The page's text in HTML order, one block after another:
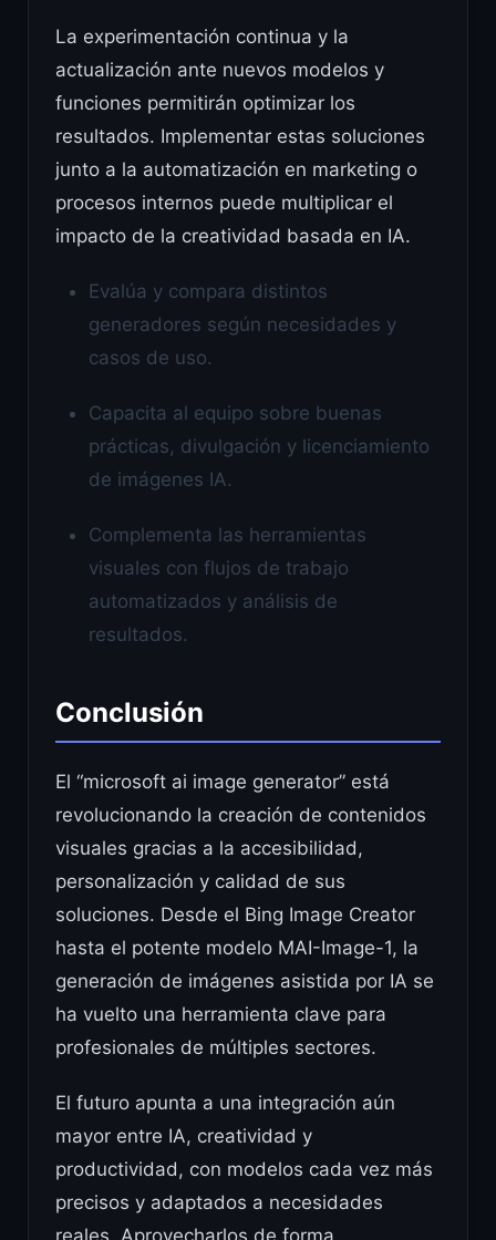
La experimentación continua y la
actualización ante nuevos modelos y
funciones permitirán optimizar los
resultados. Implementar estas soluciones
junto a la automatización en marketing o
procesos internos puede multiplicar el
impacto de la creatividad basada en IA.
Evalúa y compara distintos
generadores según necesidades y
casos de uso.
Capacita al equipo sobre buenas
prácticas, divulgación y licenciamiento
de imágenes IA.
Complementa las herramientas
visuales con flujos de trabajo
automatizados y análisis de
resultados.
Conclusión
El “microsoft ai image generator” está
revolucionando la creación de contenidos
visuales gracias a la accesibilidad,
personalización y calidad de sus
soluciones. Desde el Bing Image Creator
hasta el potente modelo MAI-Image-1, la
generación de imágenes asistida por IA se
ha vuelto una herramienta clave para
profesionales de múltiples sectores.
El futuro apunta a una integración aún
mayor entre IA, creatividad y
productividad, con modelos cada vez más
precisos y adaptados a necesidades
reales. Aprovecharlos de forma